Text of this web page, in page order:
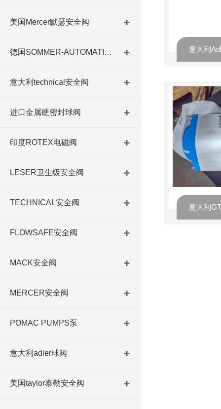
美国Mercer默瑟安全阀
德国SOMMER-AUTOMATIC 平行抓手 德国夹盘 德国进口夹盘
意大利technical安全阀
进口金属硬密封球阀
印度ROTEX电磁阀
LESER卫生级安全阀
TECHNICAL安全阀
FLOWSAFE安全阀
MACK安全阀
MERCER安全阀
POMAC PUMPS泵
意大利adler球阀
美国taylor泰勒安全阀
意大利
意大利